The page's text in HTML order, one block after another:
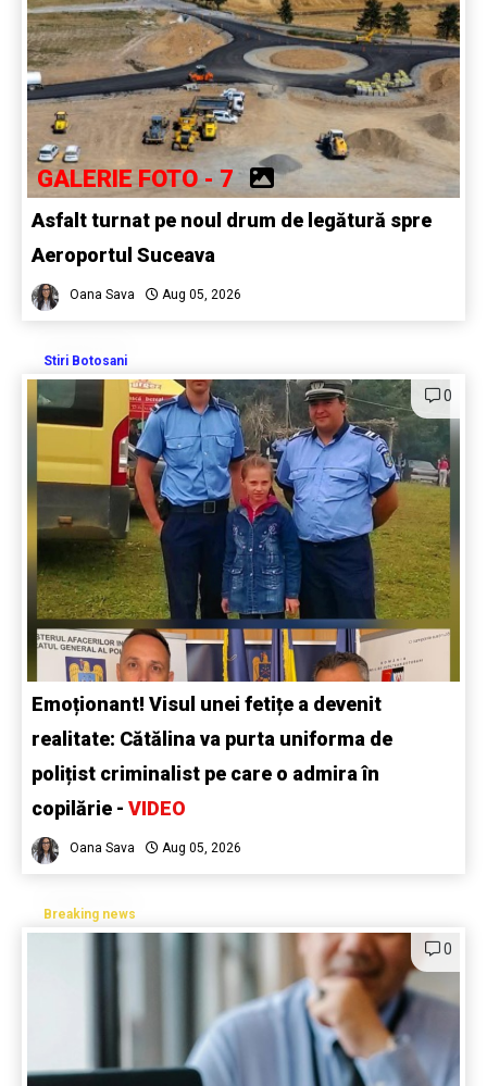
GALERIE FOTO - 7
Asfalt turnat pe noul drum de legătură spre
Aeroportul Suceava
Oana Sava Aug 05, 2026
Stiri Botosani
0
Emoționant! Visul unei fetițe a devenit
realitate: Cătălina va purta uniforma de
polițist criminalist pe care o admira în
copilărie - VIDEO
Oana Sava Aug 05, 2026
Breaking news
0